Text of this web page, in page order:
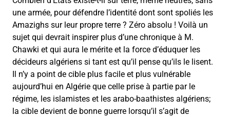
une armée, pour défendre l’identité dont sont spoliés les
Amazighs sur leur propre terre ? Zéro absolu ! Voilà un
sujet qui devrait inspirer plus d’une chronique à M.
Chawki et qui aura le mérite et la force d’éduquer les
décideurs algériens si tant est qu’il pense qu’ils le lisent.
Il n’y a point de cible plus facile et plus vulnérable
aujourd’hui en Algérie que celle prise à partie par le
régime, les islamistes et les arabo-baathistes algériens;
la cible devient de bonne guerre lorsqu’il s’agit de